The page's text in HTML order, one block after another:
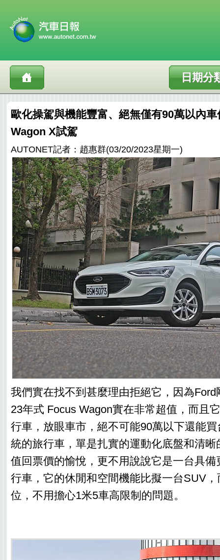
日期分
歐化操駕與機能豐富、絕無僅有90萬以內
Wagon X試駕
AUTONET記者：趙惠群(03/20/2023星期一)
我們實在找不到甚麼理由拒絕它，因為
23年式 Focus Wagon實在非常超值，而且
行車，放眼車市，絕不可能90萬以下還能
統的旅行車，單是扎實的運動化底盤和清
值回票價的愉悅，更不用說說它是一台具
行車，它的休閒和空間機能比擬一台SUV
位，不用擔心1米5車高限制的問題。